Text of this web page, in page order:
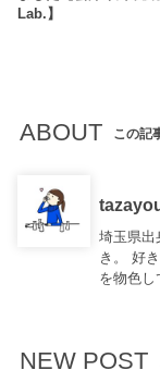
Lab.】
ABOUT この記
埼玉県出
き。 好
を物色し
NEW POST